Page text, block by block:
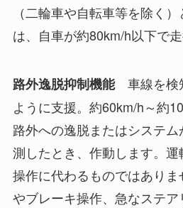
（二輪車や自転車等を除く
は、自車が約80km/h以下で
路外逸脱抑制機能 車線を検
ように支援。約60km/h～約
路外への逸脱またはシステ
測したとき、作動します。
操作に代わるものではあり
やブレーキ操作、急なステ